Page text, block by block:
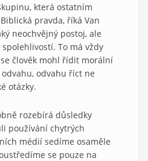
která ostatním
pravda, říká Van
neochvějný postoj, ale
To má vždy
člověk mohl řídit morální
odvahu říct ne
otázky.
rozebírá důsledky
používání chytrých
médií sedíme osaměle
se pouze na